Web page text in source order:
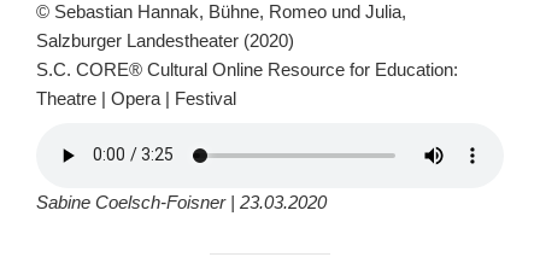
© Sebastian Hannak, Bühne, Romeo und Julia,
Salzburger Landestheater (2020)
S.C. CORE® Cultural Online Resource for Education:
Theatre | Opera | Festival
Sabine Coelsch-Foisner | 23.03.2020